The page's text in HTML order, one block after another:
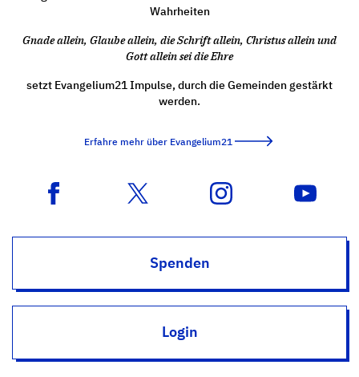
Wahrheiten
Gnade allein, Glaube allein, die Schrift allein, Christus allein und
Gott allein sei die Ehre
setzt Evangelium21 Impulse, durch die Gemeinden gestärkt
werden.
Erfahre mehr über Evangelium21
Spenden
Login